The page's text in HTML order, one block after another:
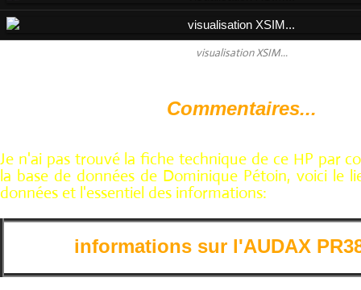
visualisation XSIM...
Commentaires...
Je n'ai pas trouvé la fiche technique de ce HP par
la base de données de Dominique Pétoin, voici le
données et l'essentiel des informations:
informations sur l'AUDAX